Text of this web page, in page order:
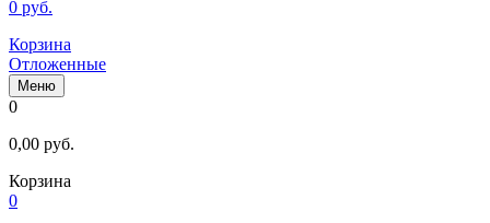
0 руб.
Корзина
Отложенные
Меню
0
0,00 руб.
Корзина
0